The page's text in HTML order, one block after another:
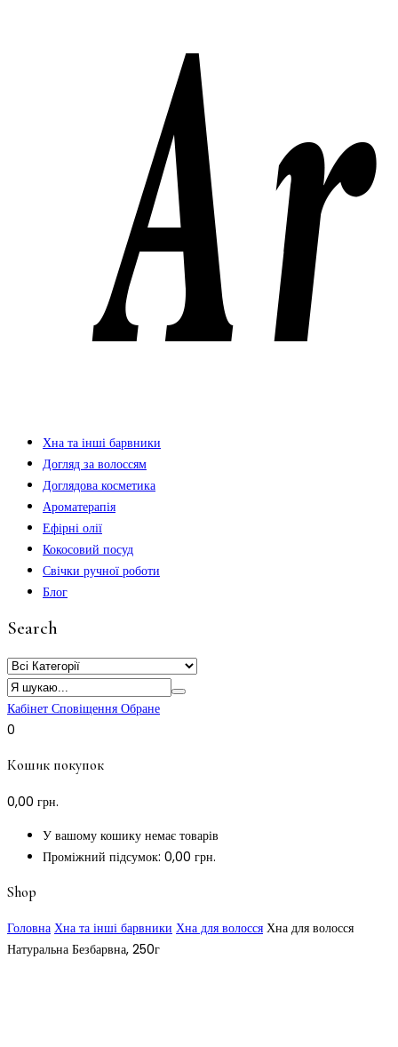
Хна та інші барвники
Догляд за волоссям
Доглядова косметика
Ароматерапія
Ефірні олії
Кокосовий посуд
Свічки ручної роботи
Блог
Search
Кабінет Сповіщення Обране
0
Кошик покупок
0,00 грн.
У вашому кошику немає товарів
Проміжний підсумок: 0,00 грн.
Shop
Головна Хна та інші барвники Хна для волосся Хна для волосся
Натуральна Безбарвна, 250г